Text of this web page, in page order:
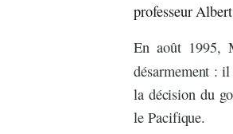
professeur
En août 1995,
désarmement :
la décision du
le Pacifique.